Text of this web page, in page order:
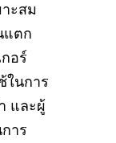
าะสม
แตก
อร์
ในการ
และผู้
าร